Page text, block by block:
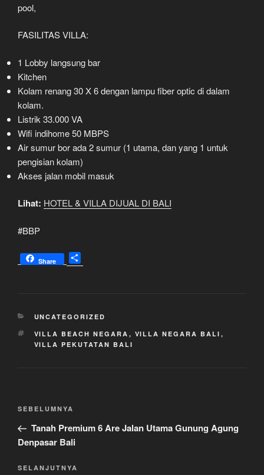
pool,
FASILITAS VILLA:
1 Lobby langsung bar
Kitchen
Kolam renang 30 X 6 dengan lampu fiber optic di dalam
kolam.
Listrik 33.000 VA
Wifi indihome 50 MBPS
Air sumur bor ada 2 sumur (1 utama, dan yang 1 untuk
pengisian kolam)
Akses jalan mobil masuk
Lihat: HOTEL & VILLA DIJUAL DI BALI
#BBP
Share
h
KATEGORI
UNCATEGORIZED
TAG
VILLA BEACH NEGARA , VILLA NEGARA BALI ,
VILLA PEKUTATAN BALI
Navigasi
Pos
Sebelumnya
SEBELUMNYA
Tanah Premium 6 Are Jalan Utama Gunung Agung
Denpasar Bali
Pos
SELANJUTNYA